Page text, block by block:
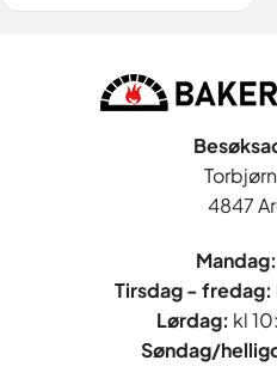
4847
Mandag:
Tirsdag - fredag:
Lørdag: kl
Søndag/